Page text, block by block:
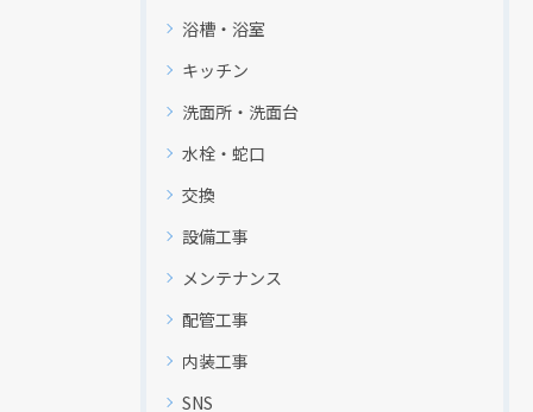
浴槽・浴室
キッチン
洗面所・洗面台
水栓・蛇口
交換
設備工事
メンテナンス
配管工事
内装工事
SNS
現在、新聞に入っている折込チラシです。
現在、新聞に入っている折込チラシです。